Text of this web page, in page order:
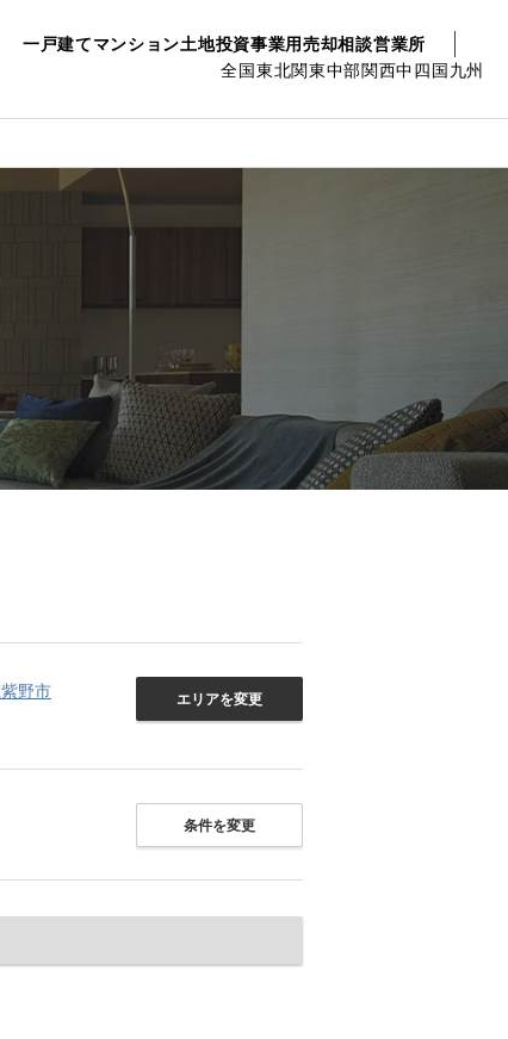
一戸建てマンション土地投資事業用売却相談営業所
全国東北関東中部関西中四国九州
野市
エリアを変更
条件を変更